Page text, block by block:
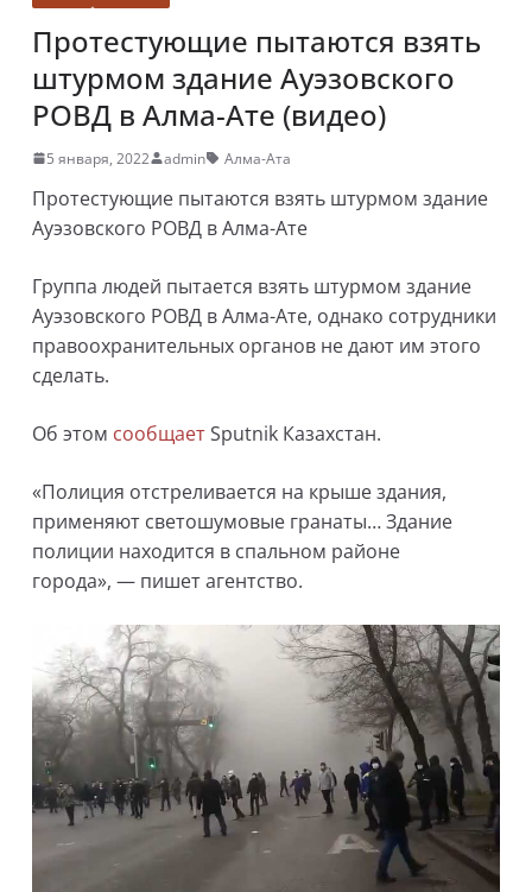
Протестующие пытаются взять
штурмом здание Ауэзовского
РОВД в Алма-Ате (видео)
5 января, 2022 admin Алма-Ата
Протестующие пытаются взять штурмом здание
Ауэзовского РОВД в Алма-Ате
Группа людей пытается взять штурмом здание
Ауэзовского РОВД в Алма-Ате, однако сотрудники
правоохранительных органов не дают им этого
сделать.
Об этом сообщаетSputnik Казахстан.
«Полиция отстреливается на крыше здания,
применяют светошумовые гранаты… Здание
полиции находится в спальном районе
города», — пишет агентство.